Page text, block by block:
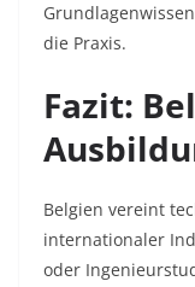
die Praxis.
Fazit:
Belgien vereint
internationaler
oder